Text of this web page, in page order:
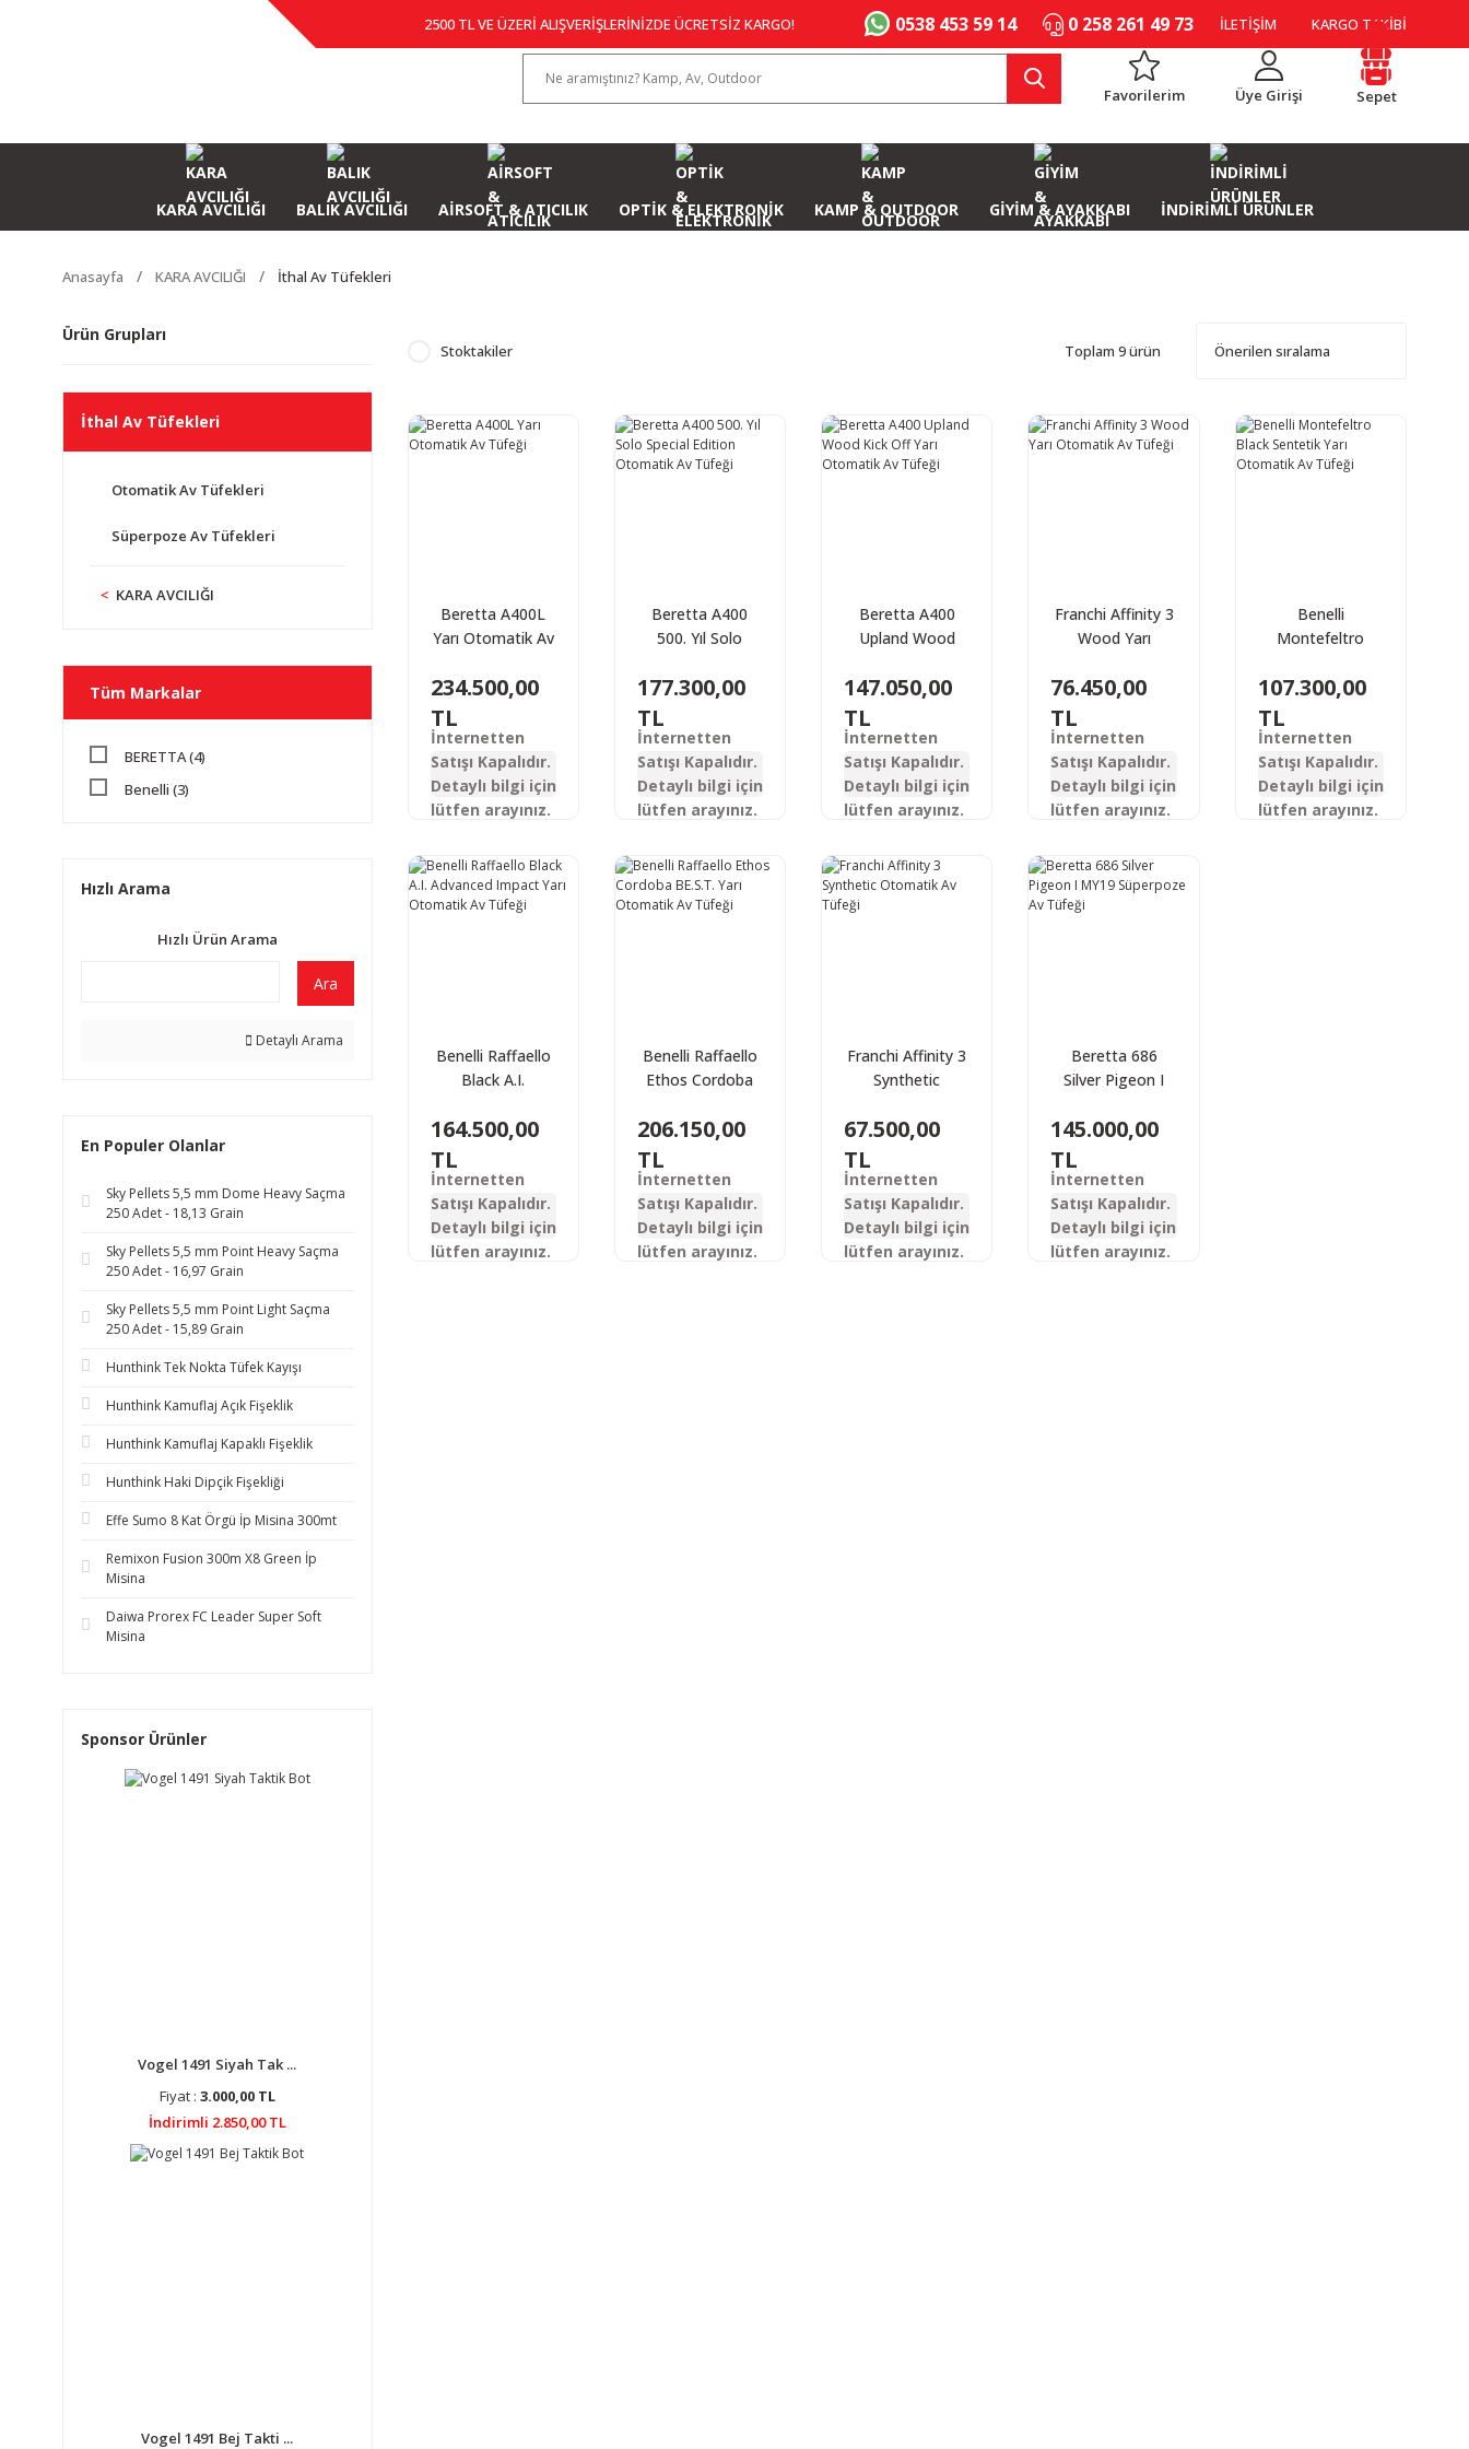
2500 TL VE ÜZERİ ALIŞVERİŞLERİNİZDE ÜCRETSİZ KARGO! 0538 453 59 14 0 258 261 49 73 İLETİŞİM KARGO TAKİBİ
Favorilerim Üye Girişi Sepet
KARA AVCILIĞI BALIK AVCILIĞI AİRSOFT & ATICILIK OPTİK & ELEKTRONİK KAMP & OUTDOOR GİYİM & AYAKKABI İNDİRİMLİ ÜRÜNLER
Anasayfa KARA AVCILIĞI İthal Av Tüfekleri
Ürün Grupları
İthal Av Tüfekleri
Otomatik Av Tüfekleri
Süperpoze Av Tüfekleri
KARA AVCILIĞI
Tüm Markalar
BERETTA (4)
Benelli (3)
Hızlı Arama
Hızlı Ürün Arama
Ara
Detaylı Arama
En Populer Olanlar
Sky Pellets 5,5 mm Dome Heavy Saçma
250 Adet - 18,13 Grain
Sky Pellets 5,5 mm Point Heavy Saçma
250 Adet - 16,97 Grain
Sky Pellets 5,5 mm Point Light Saçma
250 Adet - 15,89 Grain
Hunthink Tek Nokta Tüfek Kayışı
Hunthink Kamuflaj Açık Fişeklik
Hunthink Kamuflaj Kapaklı Fişeklik
Hunthink Haki Dipçik Fişekliği
Effe Sumo 8 Kat Örgü İp Misina 300mt
Remixon Fusion 300m X8 Green İp
Misina
Daiwa Prorex FC Leader Super Soft
Misina
Sponsor Ürünler
Vogel 1491 Siyah Tak ...
Fiyat : 3.000,00 TL
İndirimli 2.850,00 TL
Vogel 1491 Bej Takti ...
Stoktakiler Toplam 9 ürün
Beretta A400L
Yarı Otomatik Av
234.500,00
TL
İnternetten
Satışı Kapalıdır.
Detaylı bilgi için
lütfen arayınız.
Beretta A400
500. Yıl Solo
Otomatik Av
177.300,00
TL
İnternetten
Satışı Kapalıdır.
Detaylı bilgi için
lütfen arayınız.
Beretta A400
Upland Wood
Otomatik Av
147.050,00
TL
İnternetten
Satışı Kapalıdır.
Detaylı bilgi için
lütfen arayınız.
Franchi Affinity 3
Wood Yarı
Tüfeği
76.450,00
TL
İnternetten
Satışı Kapalıdır.
Detaylı bilgi için
lütfen arayınız.
Benelli
Montefeltro
Yarı Otomatik Av
107.300,00
TL
İnternetten
Satışı Kapalıdır.
Detaylı bilgi için
lütfen arayınız.
Benelli Raffaello
Black A.I.
Yarı Otomatik Av
164.500,00
TL
İnternetten
Satışı Kapalıdır.
Detaylı bilgi için
lütfen arayınız.
Benelli Raffaello
Ethos Cordoba
Otomatik Av
206.150,00
TL
İnternetten
Satışı Kapalıdır.
Detaylı bilgi için
lütfen arayınız.
Franchi Affinity 3
Synthetic
Tüfeği
67.500,00
TL
İnternetten
Satışı Kapalıdır.
Detaylı bilgi için
lütfen arayınız.
Beretta 686
Silver Pigeon I
Av Tüfeği
145.000,00
TL
İnternetten
Satışı Kapalıdır.
Detaylı bilgi için
lütfen arayınız.